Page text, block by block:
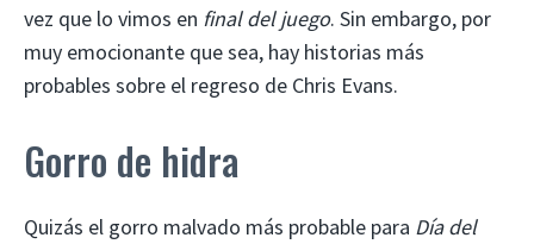
vez que lo vimos en final del juego. Sin embargo, por
muy emocionante que sea, hay historias más
probables sobre el regreso de Chris Evans.
Gorro de hidra
Quizás el gorro malvado más probable para Día del